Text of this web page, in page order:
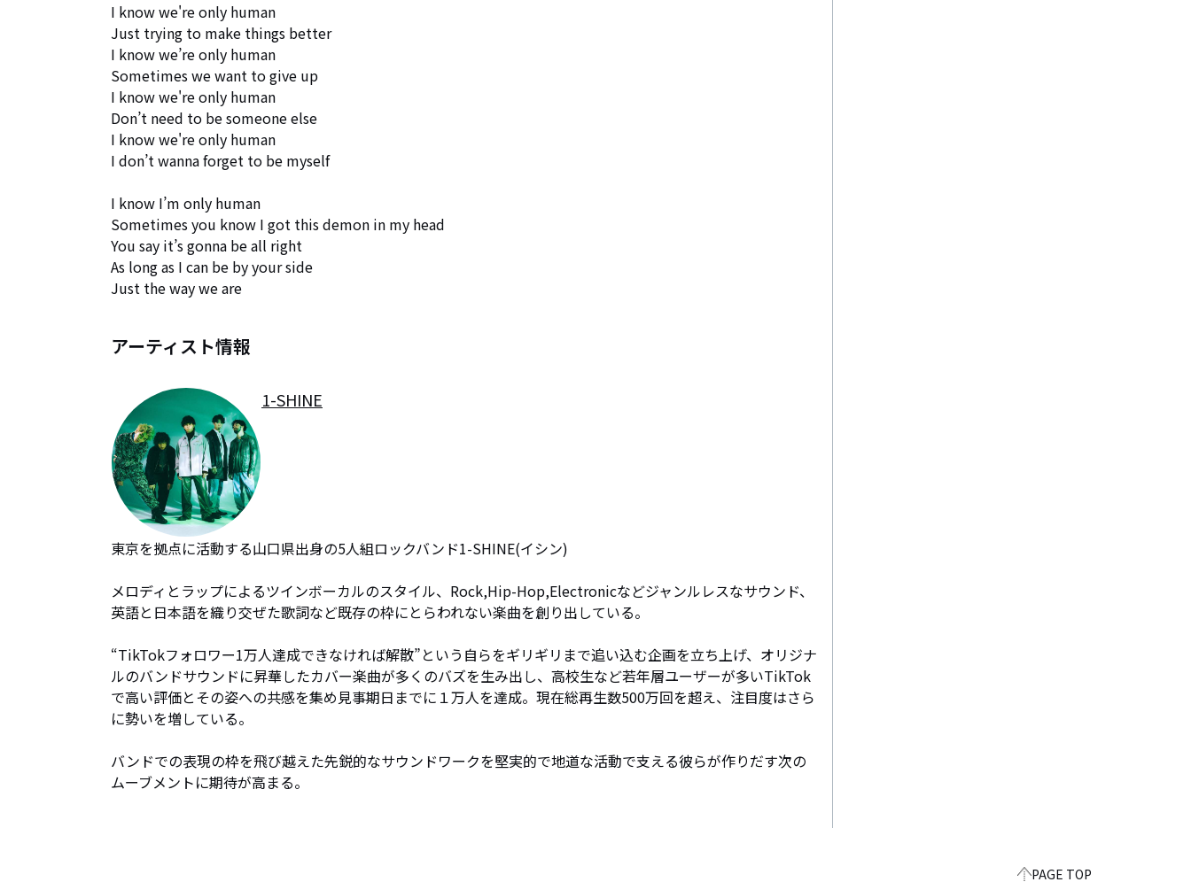
I know we're only human
Just trying to make things better
I know we’re only human
Sometimes we want to give up
I know we're only human
Don’t need to be someone else
I know we're only human
I don’t wanna forget to be myself
I know I’m only human
Sometimes you know I got this demon in my head
You say it’s gonna be all right
As long as I can be by your side
Just the way we are
アーティスト情報
1-SHINE
東京を拠点に活動する山口県出身の5人組ロックバンド1-SHINE(イシン)
メロディとラップによるツインボーカルのスタイル、Rock,Hip-Hop,Electronicなどジャンルレスなサウンド、
英語と日本語を織り交ぜた歌詞など既存の枠にとらわれない楽曲を創り出している。
“TikTokフォロワー1万人達成できなければ解散”という自らをギリギリまで追い込む企画を立ち上げ、オリジナ
ルのバンドサウンドに昇華したカバー楽曲が多くのバズを生み出し、高校生など若年層ユーザーが多いTikTok
で高い評価とその姿への共感を集め見事期日までに１万人を達成。現在総再生数500万回を超え、注目度はさら
に勢いを増している。
バンドでの表現の枠を飛び越えた先鋭的なサウンドワークを堅実的で地道な活動で支える彼らが作りだす次の
ムーブメントに期待が高まる。
PAGE TOP